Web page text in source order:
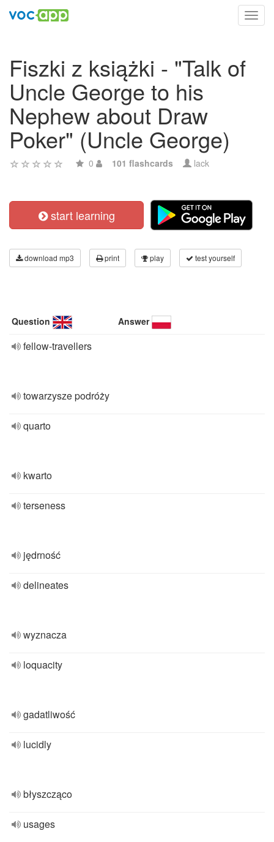
Fiszki z książki - "Talk of
Uncle George to his
Nephew about Draw
Poker" (Uncle George)
0 101 flashcards lack
start learning
download mp3 print play test yourself
Question Answer
fellow-travellers
towarzysze podróży
quarto
kwarto
terseness
jędrność
delineates
wyznacza
loquacity
gadatliwość
lucidly
błyszcząco
usages